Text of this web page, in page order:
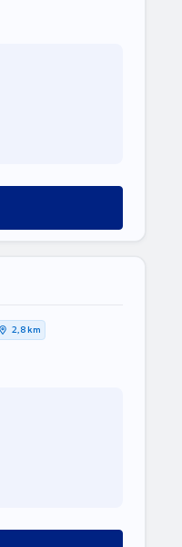
2,8 km